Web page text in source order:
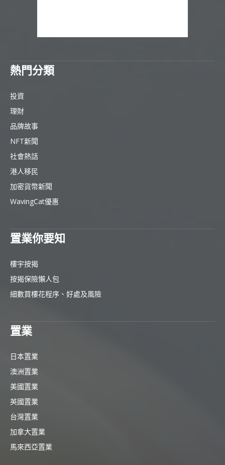
熱門分類
投資
理財
品牌故事
NFT新聞
社會熱話
港人移民
加密貨幣新聞
WavingCat優惠
置業你要知
樓宇按揭
按揭保險懶人包
細數買樓花程序、好處及風險
置業
日本置業
澳洲置業
美國置業
英國置業
台灣置業
加拿大置業
馬來西亞置業